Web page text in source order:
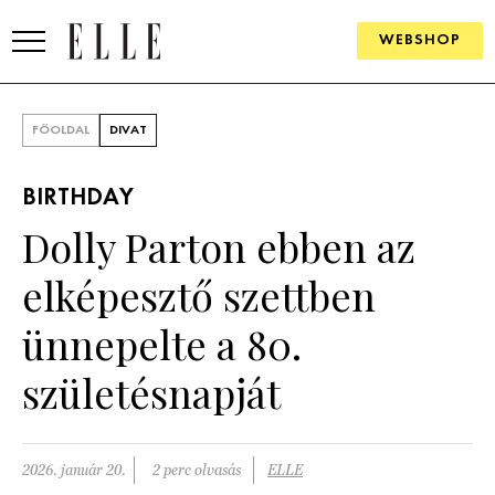
WEBSHOP
SZÉPSÉG
PÁRKAPCSOLAT
FŐOLDAL DIVAT
BIRTHDAY
Dolly Parton ebben az
elképesztő szettben
ünnepelte a 80.
születésnapját
2026. január 20. 2 perc olvasás ELLE